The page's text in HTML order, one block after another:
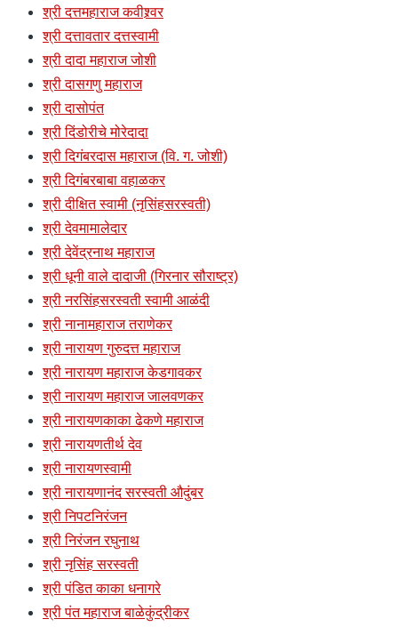
श्री दत्तमहाराज कवीश्र्वर
श्री दत्तावतार दत्तस्वामी
श्री दादा महाराज जोशी
श्री दासगणु महाराज
श्री दासोपंत
श्री दिंडोरीचे मोरेदादा
श्री दिगंबरदास महाराज (वि. ग. जोशी)
श्री दिगंबरबाबा वहाळकर
श्री दीक्षित स्वामी (नृसिंहसरस्वती)
श्री देवमामालेदार
श्री देवेंद्रनाथ महाराज
श्री धूनी वाले दादाजी (गिरनार सौराष्ट्र)
श्री नरसिंहसरस्वती स्वामी आळंदी
श्री नानामहाराज तराणेकर
श्री नारायण गुरुदत्त महाराज
श्री नारायण महाराज केडगावकर
श्री नारायण महाराज जालवणकर
श्री नारायणकाका ढेकणे महाराज
श्री नारायणतीर्थ देव
श्री नारायणस्वामी
श्री नारायणानंद सरस्वती औदुंबर
श्री निपटनिरंजन
श्री निरंजन रघुनाथ
श्री नृसिंह सरस्वती
श्री पंडित काका धनागरे
श्री पंत महाराज बाळेकुंद्रीकर